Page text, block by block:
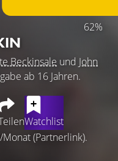
62%
Beckinsale und John
ab 16 Jahren.
Watchlist
(Partnerlink).